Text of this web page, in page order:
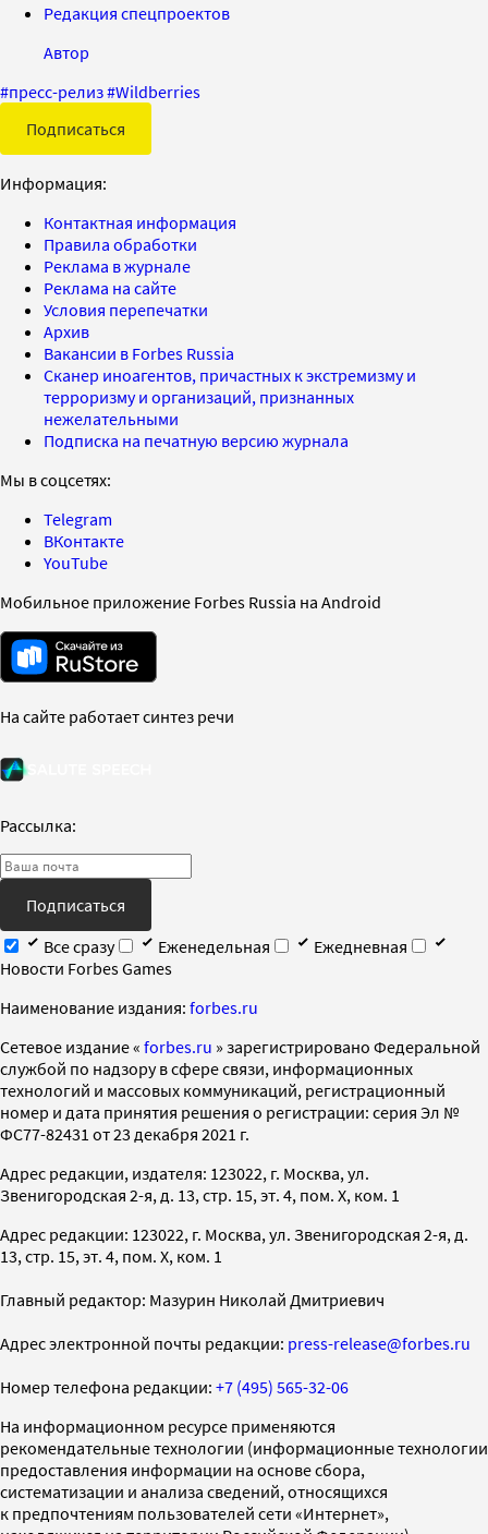
Редакция спецпроектов
Автор
#пресс-релиз#Wildberries
Подписаться
Информация:
Контактная информация
Правила обработки
Реклама в журнале
Реклама на сайте
Условия перепечатки
Архив
Вакансии в Forbes Russia
Сканер иноагентов, причастных к экстремизму и
терроризму и организаций, признанных
нежелательными
Подписка на печатную версию журнала
Мы в соцсетях:
Telegram
ВКонтакте
YouTube
Мобильное приложение Forbes Russia на Android
На сайте работает синтез речи
Рассылка:
Подписаться
Все сразу
Еженедельная
Ежедневная
Новости Forbes Games
Наименование издания: forbes.ru
Cетевое издание « forbes.ru » зарегистрировано Федеральной
службой по надзору в сфере связи, информационных
технологий и массовых коммуникаций, регистрационный
номер и дата принятия решения о регистрации: серия Эл №
ФС77-82431 от 23 декабря 2021 г.
Адрес редакции, издателя: 123022, г. Москва, ул.
Звенигородская 2-я, д. 13, стр. 15, эт. 4, пом. X, ком. 1
Адрес редакции: 123022, г. Москва, ул. Звенигородская 2-я, д.
13, стр. 15, эт. 4, пом. X, ком. 1
Главный редактор: Мазурин Николай Дмитриевич
Адрес электронной почты редакции: press-release@forbes.ru
Номер телефона редакции: +7 (495) 565-32-06
На информационном ресурсе применяются
рекомендательные технологии (информационные технологии
предоставления информации на основе сбора,
систематизации и анализа сведений, относящихся
к предпочтениям пользователей сети «Интернет»,